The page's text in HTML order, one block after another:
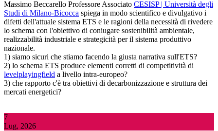
Massimo Beccarello Professore Associato CESISP | Università degli
Studi di Milano-Bicocca spiega in modo scientifico e divulgativo i
difetti dell'attuale sistema ETS e le ragioni della necessità di rivedere
lo schema con l'obiettivo di coniugare sostenibilità ambientale,
realizzabilità industriale e strategicità per il sistema produttivo
nazionale.
1) siamo sicuri che stiamo facendo la giusta narrativa sull'ETS?
2) lo schema ETS produce elementi corretti di competitività di
levelplayingfield a livello intra-europeo?
3) che rapporto c'è tra obiettivi di decarbonizzazione e struttura dei
mercati energetici?
7
Lug, 2026